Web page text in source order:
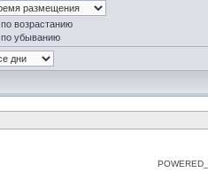
по возрастанию
по убыванию